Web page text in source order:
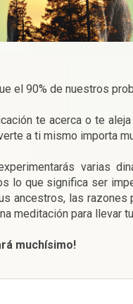
el 90% de nuestros
te acerca o te
a ti mismo importa
varias
lo que significa ser
ancestros, las razones
meditación para llevar
muchísimo!